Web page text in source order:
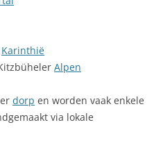
Karinthië
Alpen
dorp en worden vaak enkele
via lokale